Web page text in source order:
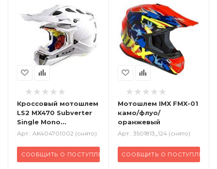
Кроссовый мотошлем
LS2 MX470 Subverter
Single Mono
глянцевый белый
Арт.: AK404701002 (снято)
СООБЩИТЬ О ПОСТУПЛЕНИИ
Мотошлем IMX FMX-01
камо/флуо/
оранжевый
Арт.: 3501813_124 (снято)
СООБЩИТЬ О ПОСТУПЛЕНИИ